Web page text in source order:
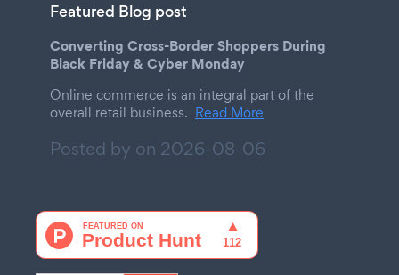
Featured Blog post
Converting Cross-Border Shoppers During
Black Friday & Cyber Monday
Online commerce is an integral part of the
overall retail business. Read More
Posted by on 2026-08-06